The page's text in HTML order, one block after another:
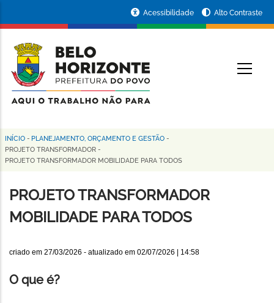
conteúdo
principal
da
Prefeitura
de
Horizonte
Acessibilidade Alto Contraste
Trilha
de
navegação
INÍCIO - PLANEJAMENTO, ORÇAMENTO E GESTÃO -
PROJETO TRANSFORMADOR -
PROJETO TRANSFORMADOR MOBILIDADE PARA TODOS
PROJETO TRANSFORMADOR
MOBILIDADE PARA TODOS
criado em 27/03/2026 - atualizado em 02/07/2026 | 14:58
O que é?